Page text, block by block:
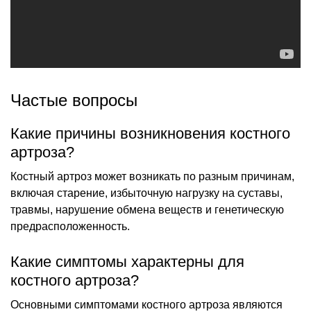
Частые вопросы
Какие причины возникновения костного
артроза?
Костный артроз может возникать по разным причинам,
включая старение, избыточную нагрузку на суставы,
травмы, нарушение обмена веществ и генетическую
предрасположенность.
Какие симптомы характерны для
костного артроза?
Основными симптомами костного артроза являются